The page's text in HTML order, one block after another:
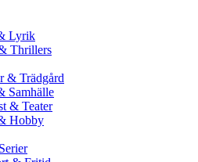
Lyrik
Thrillers
& Trädgård
Samhälle
& Teater
Hobby